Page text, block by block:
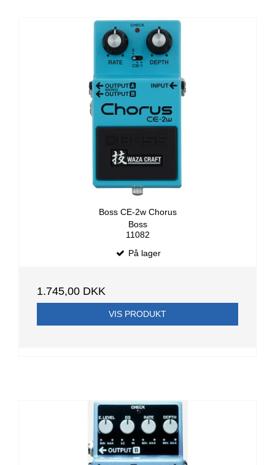
Boss CE-2w Chorus
Boss
11082
På lager
1.745,00 DKK
VIS PRODUKT